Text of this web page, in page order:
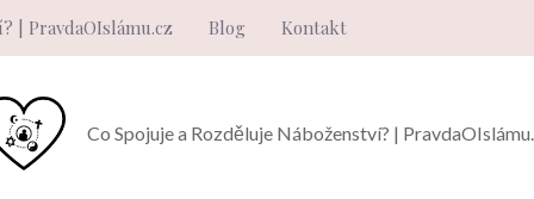
| PravdaOIslámu.cz Blog Kontakt
Co Spojuje a Rozděluje Náboženství? |